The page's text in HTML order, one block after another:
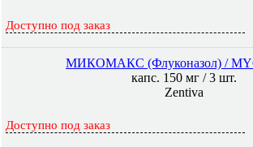
Доступно под заказ
МИКОМАКС (Флуконазол) /
капс. 150 мг / 3 шт.
Zentiva
Доступно под заказ